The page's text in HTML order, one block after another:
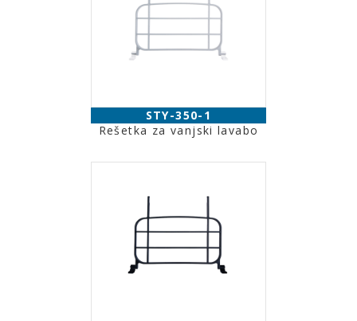
STY-350-1
Rešetka za vanjski lavabo